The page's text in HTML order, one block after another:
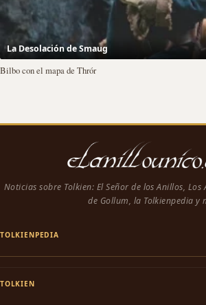
La Desolación de Smaug
Bilbo con el mapa de Thrór
Noticias sobre Tolkien: El Señor de los Anillos, Los
de Gollum, la Tolkienpedia y
TOLKIENPEDIA
TOLKIEN